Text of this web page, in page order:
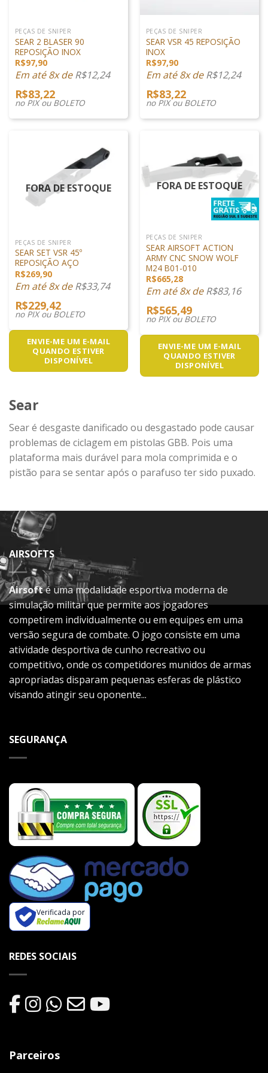
PEÇAS DE SNIPER
SEAR 2 BLASER 90
REPOSIÇÃO INOX
R$97,90
Em até 8x deR$12,24
R$83,22
no PIX ou BOLETO
PEÇAS DE SNIPER
SEAR VSR 45 REPOSIÇÃO
INOX
R$97,90
Em até 8x deR$12,24
R$83,22
no PIX ou BOLETO
FORA DE ESTOQUE
PEÇAS DE SNIPER
SEAR SET VSR 45º
REPOSIÇÃO AÇO
R$269,90
Em até 8x deR$33,74
R$229,42
no PIX ou BOLETO
ENVIE-ME UM E-MAIL
QUANDO ESTIVER
DISPONÍVEL
FORA DE ESTOQUE
PEÇAS DE SNIPER
SEAR AIRSOFT ACTION
ARMY CNC SNOW WOLF
M24 B01-010
R$665,28
Em até 8x deR$83,16
R$565,49
no PIX ou BOLETO
ENVIE-ME UM E-MAIL
QUANDO ESTIVER
DISPONÍVEL
Sear
Sear é desgaste danificado ou desgastado pode causar
problemas de ciclagem em pistolas GBB. Pois uma
plataforma mais durável para mola comprimida e o
pistão para se sentar após o parafuso ter sido puxado.
AIRSOFTS
Airsofté uma modalidade esportiva moderna de
simulação militar que permite aos jogadores
competirem individualmente ou em equipes em uma
versão segura de combate. O jogo consiste em uma
atividade desportiva de cunho recreativo ou
competitivo, onde os competidores munidos de armas
apropriadas disparam pequenas esferas de plástico
visando atingir seu oponente...
SEGURANÇA
Verificada por
REDES SOCIAIS
Parceiros